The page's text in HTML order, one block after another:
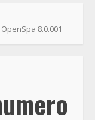
8.0.001